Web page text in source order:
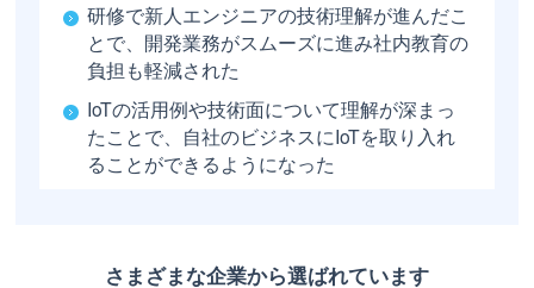
研修で新人エンジニアの技術理解が進んだこ
とで、開発業務がスムーズに進み社内教育の
負担も軽減された
IoTの活用例や技術面について理解が深まっ
たことで、自社のビジネスにIoTを取り入れ
ることができるようになった
さまざまな企業から選ばれています